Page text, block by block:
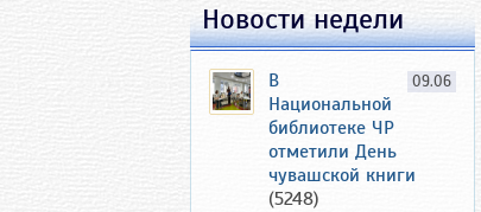
Новости недели
09.06
В
Национальной
библиотеке ЧР
отметили День
чувашской книги
(5248)